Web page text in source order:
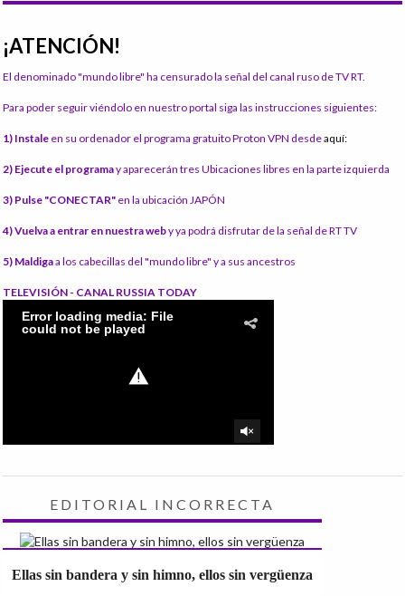
¡ATENCIÓN!
El denominado "mundo libre" ha censurado la señal del canal ruso de TV RT.
Para poder seguir viéndolo en nuestro portal siga las instrucciones siguientes:
1) Instale en su ordenador el programa gratuito Proton VPN desdeaquí:
2) Ejecute el programay aparecerán tres Ubicaciones libres en la parte izquierda
3) Pulse "CONECTAR" en la ubicación JAPÓN
4) Vuelva a entrar en nuestra weby ya podrá disfrutar de la señal de RT TV
5) Maldigaa los cabecillas del "mundo libre" y a sus ancestros
TELEVISIÓN - CANAL RUSSIA TODAY
EDITORIAL INCORRECTA
Ellas sin bandera y sin himno, ellos sin vergüenza